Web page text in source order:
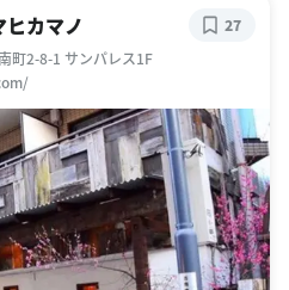
カマノ
町2-8-1 サンパレス1F
27